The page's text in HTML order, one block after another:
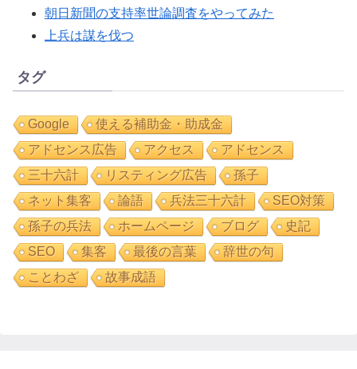
朝日新聞の支持率世論調査をやってみた
上兵は謀を伐つ
タグ
Google
使える補助金・助成金
アドセンス広告
アクセス
アドセンス
三十六計
リスティング広告
孫子
ネット集客
論語 兵法三十六計
SEO対策
孫子の兵法
ホームページ ブログ
史記
SEO
集客 最後の言葉
辞世の句
ことわざ
故事成語